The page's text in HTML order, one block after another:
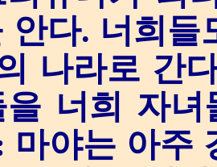
안다. 너희
나라로 간
을 너희 자녀
마야는 아주